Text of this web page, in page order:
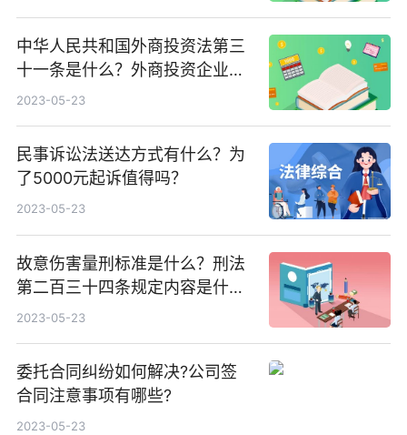
中华人民共和国外商投资法第三
十一条是什么？外商投资企业的
组织形式有哪些？
2023-05-23
民事诉讼法送达方式有什么？为
了5000元起诉值得吗？
2023-05-23
故意伤害量刑标准是什么？刑法
第二百三十四条规定内容是什
么？
2023-05-23
委托合同纠纷如何解决?公司签
合同注意事项有哪些?
2023-05-23